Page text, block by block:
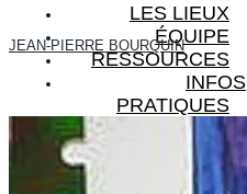
LES LIEUX
ÉQUIPE
RESSOURCES
INFOS
PRATIQUES
X
JEAN-PIERRE BOURQUIN